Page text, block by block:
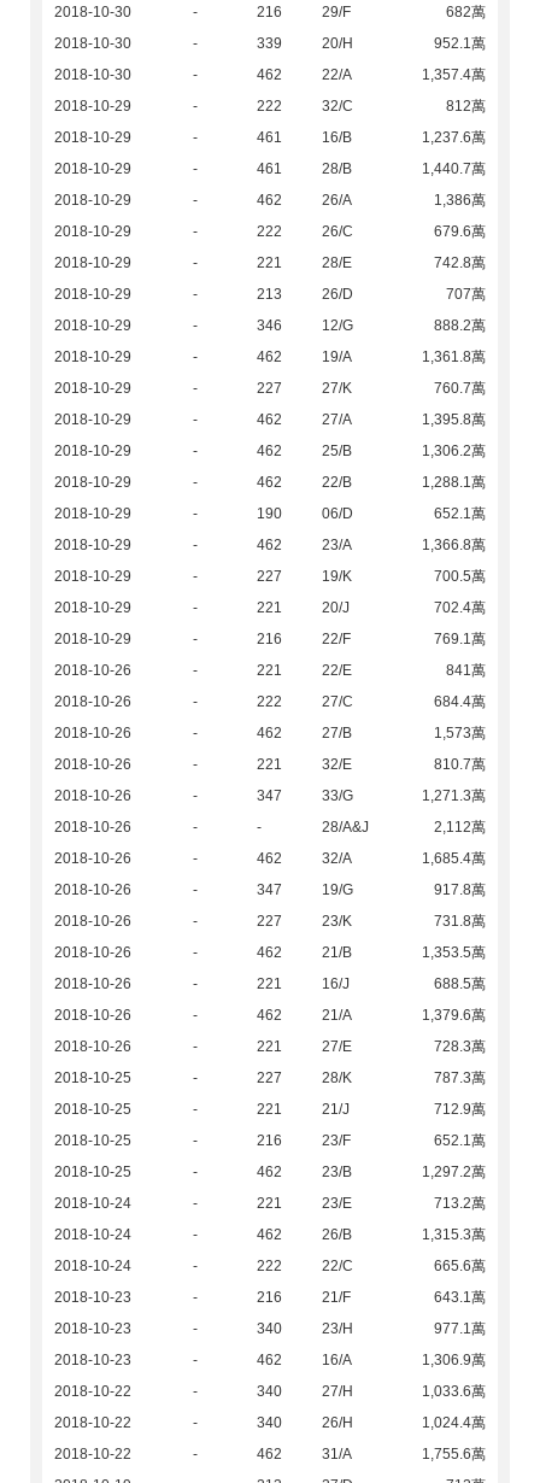
2018-10-30 - 216 29/F
682萬
2018-10-30
- 339 20/H
952.1萬
2018-10-30
- 462 22/A
1,357.4萬
2018-10-29
- 222 32/C
812萬
2018-10-29
- 461 16/B
1,237.6萬
2018-10-29
- 461 28/B
1,440.7萬
2018-10-29
- 462 26/A
1,386萬
2018-10-29
- 222 26/C
679.6萬
2018-10-29
- 221 28/E
742.8萬
2018-10-29
- 213 26/D
707萬
2018-10-29
- 346 12/G
888.2萬
2018-10-29
- 462 19/A
1,361.8萬
2018-10-29
- 227 27/K
760.7萬
2018-10-29
- 462 27/A
1,395.8萬
2018-10-29
- 462 25/B
1,306.2萬
2018-10-29
- 462 22/B
1,288.1萬
2018-10-29
- 190 06/D
652.1萬
2018-10-29
- 462 23/A
1,366.8萬
2018-10-29
- 227 19/K
700.5萬
2018-10-29
- 221 20/J
702.4萬
2018-10-29
- 216 22/F
769.1萬
2018-10-26
- 221 22/E
841萬
2018-10-26
- 222 27/C
684.4萬
2018-10-26
- 462 27/B
1,573萬
2018-10-26
- 221 32/E
810.7萬
2018-10-26
- 347 33/G
1,271.3萬
2018-10-26
- - 28/A&J
2,112萬
2018-10-26
- 462 32/A
1,685.4萬
2018-10-26
- 347 19/G
917.8萬
2018-10-26
- 227 23/K
731.8萬
2018-10-26
- 462 21/B
1,353.5萬
2018-10-26
- 221 16/J
688.5萬
2018-10-26
- 462 21/A
1,379.6萬
2018-10-26
- 221 27/E
728.3萬
2018-10-25
- 227 28/K
787.3萬
2018-10-25
- 221 21/J
712.9萬
2018-10-25
- 216 23/F
652.1萬
2018-10-25
- 462 23/B
1,297.2萬
2018-10-24
- 221 23/E
713.2萬
2018-10-24
- 462 26/B
1,315.3萬
2018-10-24
- 222 22/C
665.6萬
2018-10-23
- 216 21/F
643.1萬
2018-10-23
- 340 23/H
977.1萬
2018-10-23
- 462 16/A
1,306.9萬
2018-10-22
- 340 27/H
1,033.6萬
2018-10-22
- 340 26/H
1,024.4萬
2018-10-22
- 462 31/A
1,755.6萬